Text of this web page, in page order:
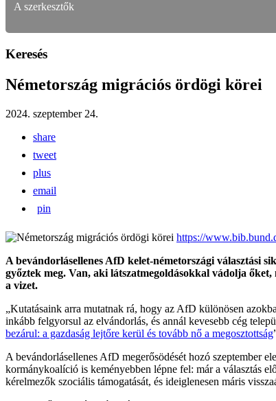
A szerkesztők
Keresés
Németország migrációs ördögi körei
2024. szeptember 24.
share
tweet
plus
email
pin
https://
A bevándorlásellenes AfD kelet-németországi választási
győztek meg. Van, aki látszatmegoldásokkal vádolja
a vizet.
„Kutatásaink arra mutatnak rá, hogy az AfD különösen
inkább felgyorsul az elvándorlás, és annál kevesebb cég
bezárul: a gazdaság lejtőre kerül és tovább nő a megosztottság
A bevándorlásellenes AfD megerősödését hozó szeptember
kormánykoalíció is keményebben lépne fel: már a választás
kérelmezők szociális támogatását, és ideiglenesen máris